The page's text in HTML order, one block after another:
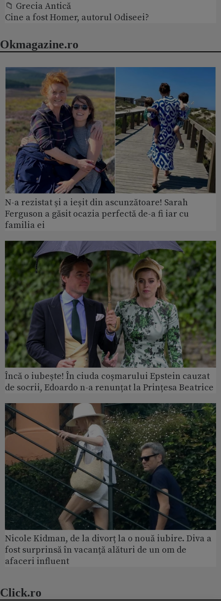
📁 Grecia Antică
Cine a fost Homer, autorul Odiseei?
Okmagazine.ro
N-a rezistat și a ieșit din ascunzătoare! Sarah
Ferguson a găsit ocazia perfectă de-a fi iar cu
familia ei
Încă o iubește! În ciuda coșmarului Epstein cauzat
de socrii, Edoardo n-a renunțat la Prințesa Beatrice
Nicole Kidman, de la divorț la o nouă iubire. Diva a
fost surprinsă în vacanță alături de un om de
afaceri influent
Click.ro